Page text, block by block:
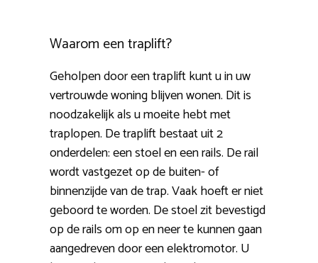
Waarom een traplift?
Geholpen door een traplift kunt u in uw
vertrouwde woning blijven wonen. Dit is
noodzakelijk als u moeite hebt met
traplopen. De traplift bestaat uit 2
onderdelen: een stoel en een rails. De rail
wordt vastgezet op de buiten- of
binnenzijde van de trap. Vaak hoeft er niet
geboord te worden. De stoel zit bevestigd
op de rails om op en neer te kunnen gaan
aangedreven door een elektromotor. U